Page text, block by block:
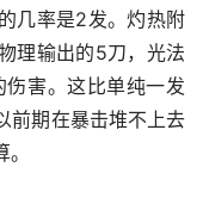
几率是2发。灼热附
理输出的5刀，光法
害。这比单纯一发
前期在暴击堆不上去